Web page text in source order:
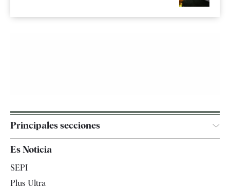
Principales secciones
España
Es Noticia
SEPI
Plus Ultra